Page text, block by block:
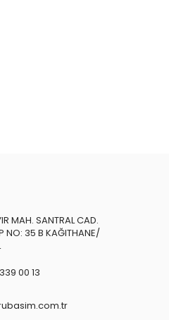
MAH. SANTRAL CAD.
NO: 35 B KAĞITHANE/
00 13